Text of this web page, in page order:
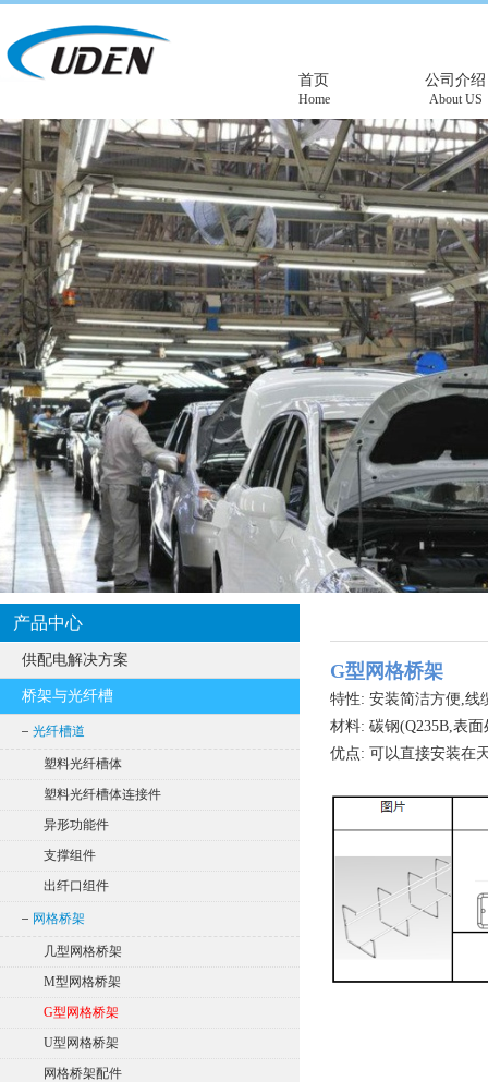
首页
Home
公司介绍
About US
产品中心
供配电解决方案
桥架与光纤槽
光纤槽道
塑料光纤槽体
塑料光纤槽体连接件
异形功能件
支撑组件
出纤口组件
网格桥架
几型网格桥架
M型网格桥架
G型网格桥架
U型网格桥架
网格桥架配件
G型网格桥架
特性: 安装简洁方便,线
材料: 碳钢(Q235B,表
优点: 可以直接安装在